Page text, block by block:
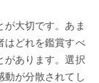
が大切です。あま
はどれを鑑賞すべ
があります。選択
動が分散されてし